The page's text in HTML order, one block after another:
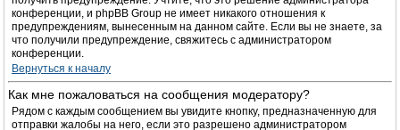
конференции, и phpBB Group не имеет никакого отношения к
предупреждениям, вынесенным на данном сайте. Если вы не знаете, за
что получили предупреждение, свяжитесь с администратором
конференции.
Вернуться к началу
Как мне пожаловаться на сообщения модератору?
Рядом с каждым сообщением вы увидите кнопку, предназначенную для
отправки жалобы на него, если это разрешено администратором